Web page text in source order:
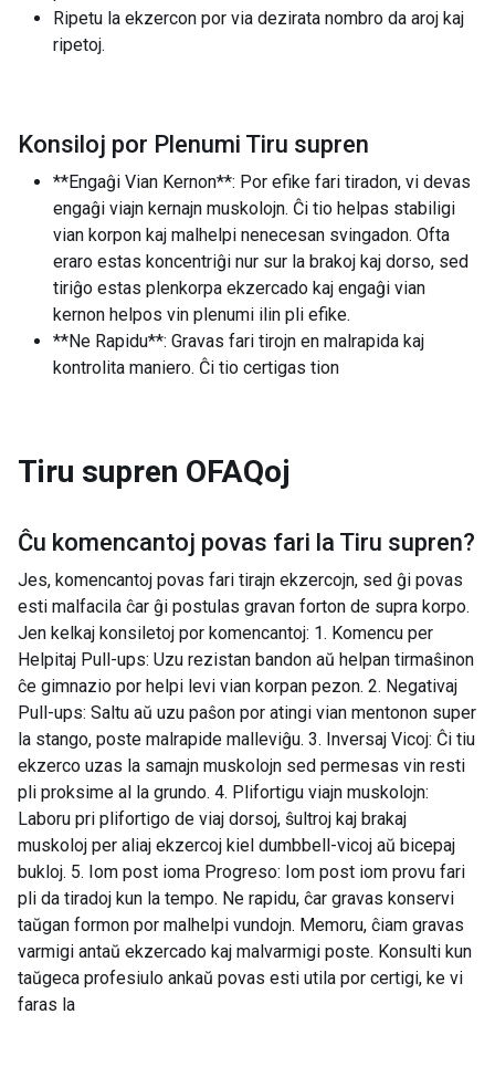
Ripetu la ekzercon por via dezirata nombro da aroj kaj
ripetoj.
Konsiloj por Plenumi Tiru supren
**Engaĝi Vian Kernon**: Por efike fari tiradon, vi devas
engaĝi viajn kernajn muskolojn. Ĉi tio helpas stabiligi
vian korpon kaj malhelpi nenecesan svingadon. Ofta
eraro estas koncentriĝi nur sur la brakoj kaj dorso, sed
tiriĝo estas plenkorpa ekzercado kaj engaĝi vian
kernon helpos vin plenumi ilin pli efike.
**Ne Rapidu**: Gravas fari tirojn en malrapida kaj
kontrolita maniero. Ĉi tio certigas tion
Tiru supren OFAQoj
Ĉu komencantoj povas fari la Tiru supren?
Jes, komencantoj povas fari tirajn ekzercojn, sed ĝi povas
esti malfacila ĉar ĝi postulas gravan forton de supra korpo.
Jen kelkaj konsiletoj por komencantoj: 1. Komencu per
Helpitaj Pull-ups: Uzu rezistan bandon aŭ helpan tirmaŝinon
ĉe gimnazio por helpi levi vian korpan pezon. 2. Negativaj
Pull-ups: Saltu aŭ uzu paŝon por atingi vian mentonon super
la stango, poste malrapide malleviĝu. 3. Inversaj Vicoj: Ĉi tiu
ekzerco uzas la samajn muskolojn sed permesas vin resti
pli proksime al la grundo. 4. Plifortigu viajn muskolojn:
Laboru pri plifortigo de viaj dorsoj, ŝultroj kaj brakaj
muskoloj per aliaj ekzercoj kiel dumbbell-vicoj aŭ bicepaj
bukloj. 5. Iom post ioma Progreso: Iom post iom provu fari
pli da tiradoj kun la tempo. Ne rapidu, ĉar gravas konservi
taŭgan formon por malhelpi vundojn. Memoru, ĉiam gravas
varmigi antaŭ ekzercado kaj malvarmigi poste. Konsulti kun
taŭgeca profesiulo ankaŭ povas esti utila por certigi, ke vi
faras la